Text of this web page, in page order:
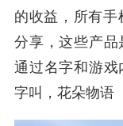
的收益，所有
分享，这些产
通过名字和游戏
字叫，花朵物语